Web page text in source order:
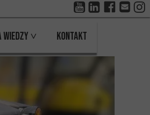
˅
3D
Kontakt